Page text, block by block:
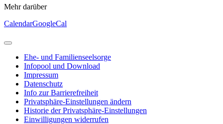
Mehr darüber
CalendarGoogleCal
Ehe- und Familienseelsorge
Infopool und Download
Impressum
Datenschutz
Info zur Barrierefreiheit
Privatsphäre-Einstellungen ändern
Historie der Privatsphäre-Einstellungen
Einwilligungen widerrufen